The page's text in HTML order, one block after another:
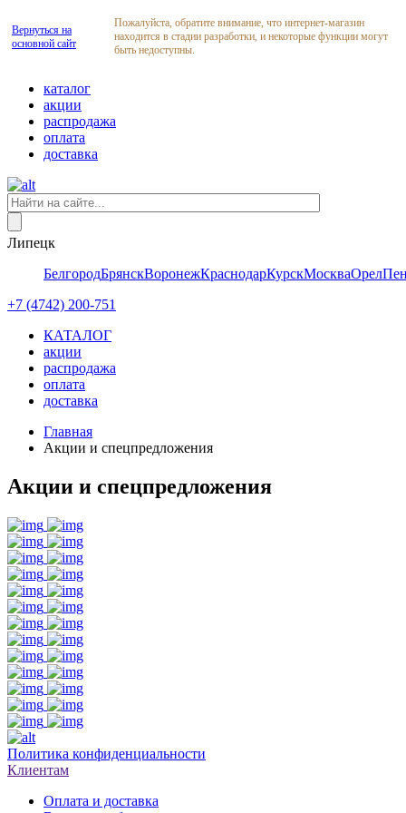
Вернуться на
основной сайт
Пожалуйста, обратите внимание, что интернет-магазин
находится в стадии разработки, и некоторые функции могут
быть недоступны.
каталог
акции
распродажа
оплата
доставка
Липецк
БелгородБрянскВоронежКраснодарКурскМоскваОрел
+7 (4742) 200-751
КАТАЛОГ
акции
распродажа
оплата
доставка
Главная
Акции и спецпредложения
Акции и спецпредложения
Политика конфиденциальности
Клиентам
Оплата и доставка